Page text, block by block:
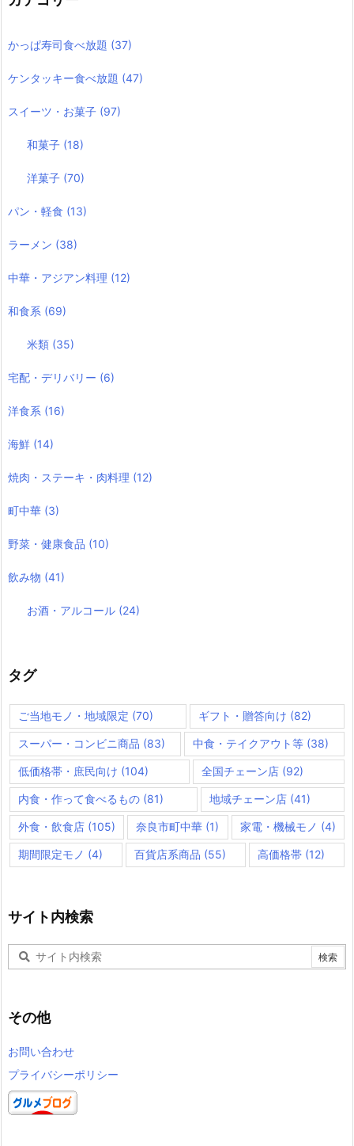
かっぱ寿司食べ放題 (37)
ケンタッキー食べ放題 (47)
スイーツ・お菓子 (97)
和菓子 (18)
洋菓子 (70)
パン・軽食 (13)
ラーメン (38)
中華・アジアン料理 (12)
和食系 (69)
米類 (35)
宅配・デリバリー (6)
洋食系 (16)
海鮮 (14)
焼肉・ステーキ・肉料理 (12)
町中華 (3)
野菜・健康食品 (10)
飲み物 (41)
お酒・アルコール (24)
タグ
ご当地モノ・地域限定 (70) ギフト・贈答向け (82)
スーパー・コンビニ商品 (83) 中食・テイクアウト等 (38)
低価格帯・庶民向け (104) 全国チェーン店 (92)
内食・作って食べるもの (81) 地域チェーン店 (41)
外食・飲食店 (105) 奈良市町中華 (1) 家電・機械モノ (4)
期間限定モノ (4) 百貨店系商品 (55) 高価格帯 (12)
サイト内検索
その他
お問い合わせ
プライバシーポリシー